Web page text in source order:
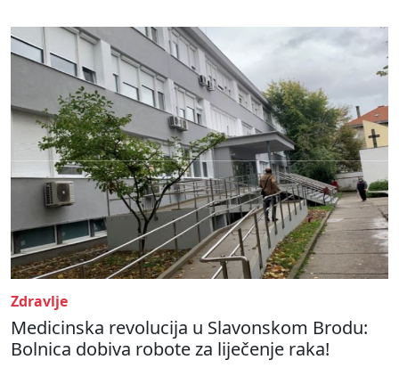
Zdravlje
Medicinska revolucija u Slavonskom Brodu:
Bolnica dobiva robote za liječenje raka!